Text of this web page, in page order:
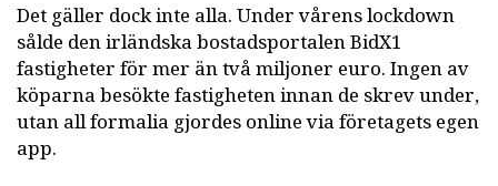
Det gäller dock inte alla. Under vårens lockdown
sålde den irländska bostadsportalen BidX1
fastigheter för mer än två miljoner euro. Ingen av
köparna besökte fastigheten innan de skrev under,
utan all formalia gjordes online via företagets egen
app.